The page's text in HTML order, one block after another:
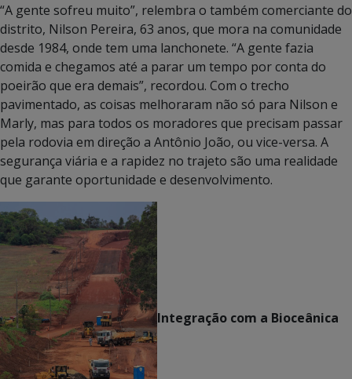
“A gente sofreu muito”, relembra o também comerciante do
distrito, Nilson Pereira, 63 anos, que mora na comunidade
desde 1984, onde tem uma lanchonete. “A gente fazia
comida e chegamos até a parar um tempo por conta do
poeirão que era demais”, recordou. Com o trecho
pavimentado, as coisas melhoraram não só para Nilson e
Marly, mas para todos os moradores que precisam passar
pela rodovia em direção a Antônio João, ou vice-versa. A
segurança viária e a rapidez no trajeto são uma realidade
que garante oportunidade e desenvolvimento.
Integração com a Bioceânica